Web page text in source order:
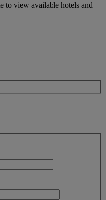
to view available hotels and